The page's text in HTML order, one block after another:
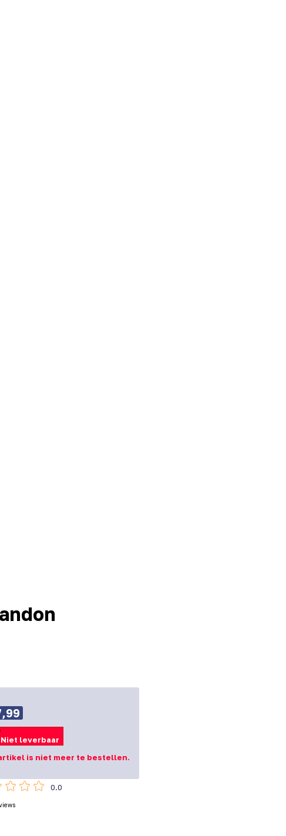
Niet leverbaar
is niet meer te bestellen.
0.0